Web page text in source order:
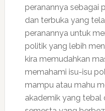
peranannya sebagai
dan terbuka yang
peranannya untuk
politik yang lebih
kira memudahkan
memahami isu-isu
mampu atau mahu
akademik yang tebal